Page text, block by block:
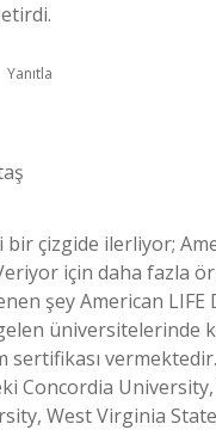
Yanıtla
bir çizgide ilerliyor;
için daha fazla
şey American LIFE
üniversitelerinde
sertifikası
Concordia
West Virginia